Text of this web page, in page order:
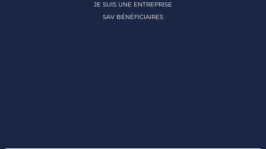
JE SUIS UNE ENTREPRISE
SAV BÉNÉFICIAIRES